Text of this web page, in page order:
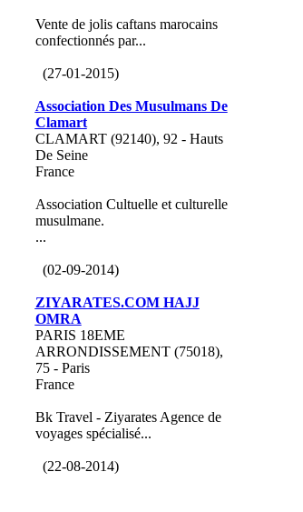
Vente de jolis caftans marocains
confectionnés par...
(27-01-2015)
Association Des Musulmans De
Clamart
CLAMART (92140), 92 - Hauts
De Seine
France
Association Cultuelle et culturelle
musulmane.
...
(02-09-2014)
ZIYARATES.COM HAJJ
OMRA
PARIS 18EME
ARRONDISSEMENT (75018),
75 - Paris
France
Bk Travel - Ziyarates Agence de
voyages spécialisé...
(22-08-2014)